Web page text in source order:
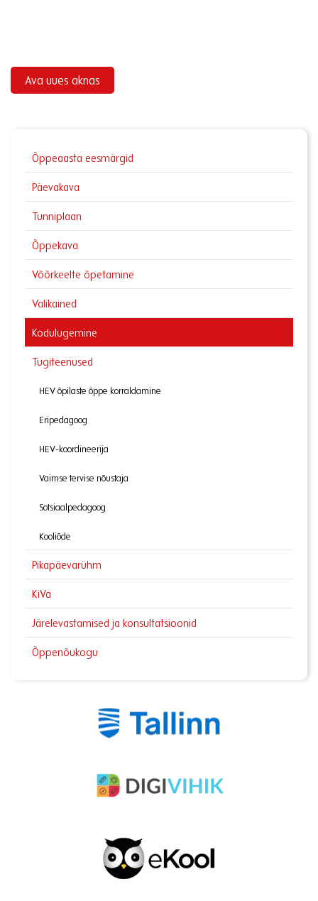
Õppeaasta eesmärgid
Päevakava
Tunniplaan
Õppekava
Võõrkeelte õpetamine
Valikained
Kodulugemine
Tugiteenused
HEV õpilaste õppe korraldamine
Eripedagoog
HEV-koordineerija
Vaimse tervise nõustaja
Sotsiaalpedagoog
Kooliõde
Pikapäevarühm
KiVa
Järelevastamised ja konsultatsioonid
Õppenõukogu
Ava uues aknas